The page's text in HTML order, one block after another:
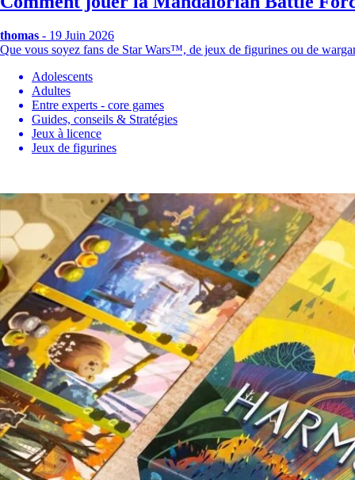
thomas - 19 Juin 2026
Que vous soyez fans de Star Wars™, de jeux de figurines ou de
Adolescents
Adultes
Entre experts - core games
Guides, conseils & Stratégies
Jeux à licence
Jeux de figurines